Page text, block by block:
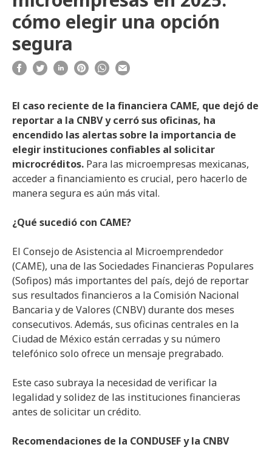
cómo elegir una opción
segura
El caso reciente de la financiera CAME, que dejó de
reportar a la CNBV y cerró sus oficinas, ha
encendido las alertas sobre la importancia de
elegir instituciones confiables al solicitar
microcréditos. Para las microempresas mexicanas,
acceder a financiamiento es crucial, pero hacerlo de
manera segura es aún más vital.
¿Qué sucedió con CAME?
El Consejo de Asistencia al Microemprendedor
(CAME), una de las Sociedades Financieras Populares
(Sofipos) más importantes del país, dejó de reportar
sus resultados financieros a la Comisión Nacional
Bancaria y de Valores (CNBV) durante dos meses
consecutivos. Además, sus oficinas centrales en la
Ciudad de México están cerradas y su número
telefónico solo ofrece un mensaje pregrabado.
Este caso subraya la necesidad de verificar la
legalidad y solidez de las instituciones financieras
antes de solicitar un crédito.
Recomendaciones de la CONDUSEF y la CNBV